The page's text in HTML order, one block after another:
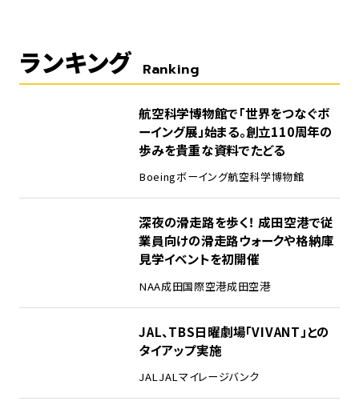
ランキング Ranking
航空科学博物館で「世界をつなぐボ
ーイング展」始まる。創立110周年の
歩みを貴重な資料でたどる
Boeingボーイング航空科学博物館
深夜の滑走路を歩く！ 成田空港で従
業員向けの滑走路ウォークや格納庫
見学イベントを初開催
NAA成田国際空港成田空港
JAL、TBS日曜劇場「VIVANT」との
タイアップ実施
JALJALマイレージバンク